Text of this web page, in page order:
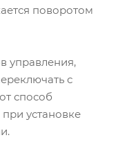
поворотом
управления,
с
способ
установке